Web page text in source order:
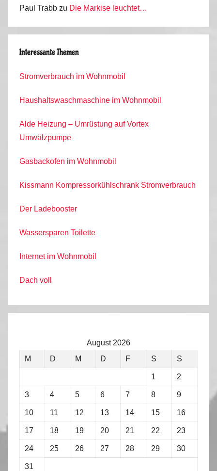
Paul Trabb zu Die Markise leuchtet…
Interessante Themen
Stromverbrauch im Wohnmobil
Haushaltswaschmaschine im Wohnmobil
Alde Heizung – Umrüstung auf Vortex
Umwälzpumpe
Gasbackofen im Wohnmobil
Kissmann Kompressorkühlschrank Stromverbrauch
Der Ladebooster
Wassersparen Toilette
Internet im Wohnmobil
Dach voll
August 2026
M
D M D F S S
1 2
3 4 5 6 7 8 9
10 11 12 13 14 15 16
17 18 19 20 21 22 23
24 25 26 27 28 29 30
31